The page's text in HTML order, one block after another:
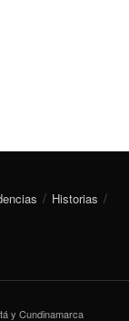
Historias
y Cundinamarca